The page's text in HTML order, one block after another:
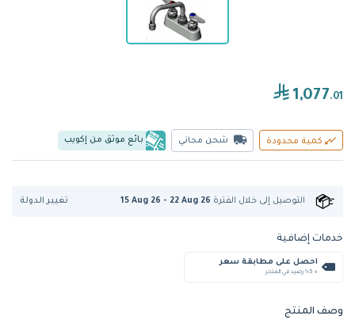
1,077.01
كمية محدودة شحن مجاني بائع موثق من إكويب
التوصيل إلى خلال الفترة 15 Aug 26 - 22 Aug 26 تغيير الدولة
خدمات إضافية
احصل على مطابقة سعر
+ %5 رصيد في المتجر
وصف المنتج